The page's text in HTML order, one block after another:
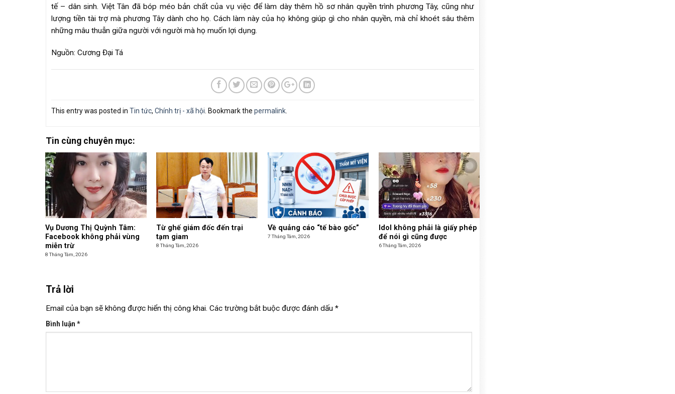
tế – dân sinh. Việt Tân đã bóp méo bản chất của vụ việc để làm dày thêm hồ sơ nhân quyền trình phương Tây, cũng như
lượng tiền tài trợ mà phương Tây dành cho họ. Cách làm này của họ không giúp gì cho nhân quyền, mà chỉ khoét sâu thêm
những mâu thuẫn giữa người với người mà họ muốn lợi dụng.
Nguồn: Cương Đại Tá
This entry was posted in Tin tức, Chính trị - xã hội . Bookmark the permalink.
Tin cùng chuyên mục:
Vụ Dương Thị Quỳnh Tâm:
Facebook không phải vùng
miễn trừ
8 Tháng Tám, 2026
Từ ghế giám đốc đến trại
tạm giam
8 Tháng Tám, 2026
Về quảng cáo “tế bào gốc”
7 Tháng Tám, 2026
Idol không phải là giấy phép
để nói gì cũng được
6 Tháng Tám, 2026
Trả lời
Email của bạn sẽ không được hiển thị công khai. Các trường bắt buộc được đánh dấu *
Bình luận *